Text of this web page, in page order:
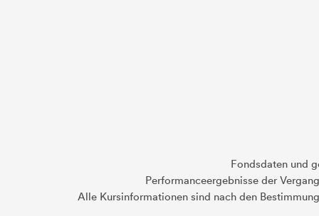
Fondsdaten und
Performanceergebnisse der
Alle Kursinformationen sind nach den